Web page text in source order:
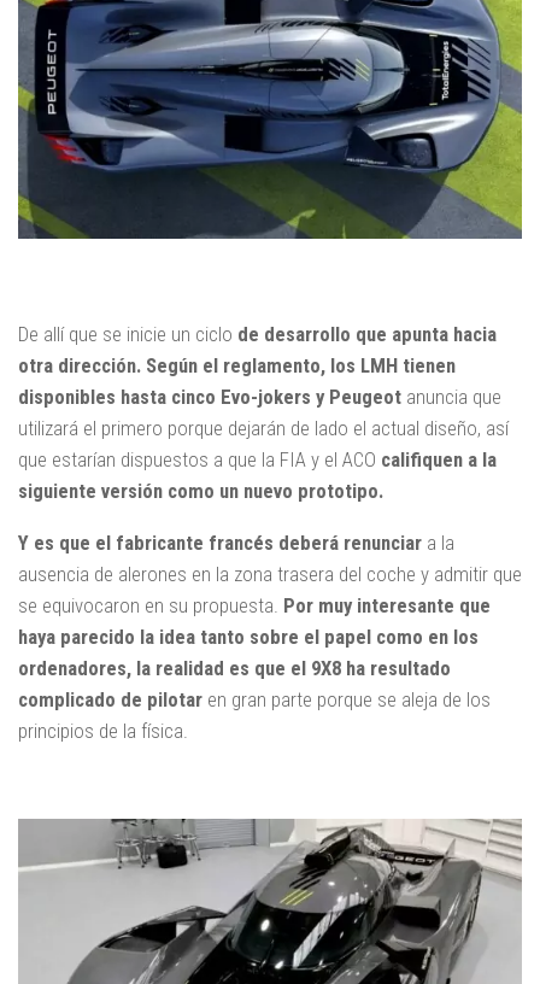
De allí que se inicie un ciclo de desarrollo que apunta hacia
otra dirección. Según el reglamento, los LMH tienen
disponibles hasta cinco Evo-jokers y Peugeot anuncia que
utilizará el primero porque dejarán de lado el actual diseño, así
que estarían dispuestos a que la FIA y el ACO califiquen a la
siguiente versión como un nuevo prototipo.
Y es que el fabricante francés deberá renunciar a la
ausencia de alerones en la zona trasera del coche y admitir que
se equivocaron en su propuesta. Por muy interesante que
haya parecido la idea tanto sobre el papel como en los
ordenadores, la realidad es que el 9X8 ha resultado
complicado de pilotar en gran parte porque se aleja de los
principios de la física.